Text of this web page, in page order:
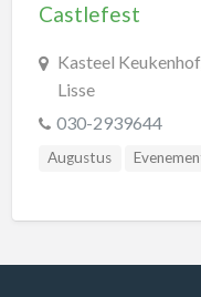
Castlefest
Kasteel
Lisse
030-2939644
Augustus